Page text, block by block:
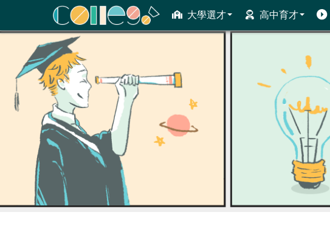
大學選才 高中育才
ColleGo! 大學選才與高中育才輔助系統